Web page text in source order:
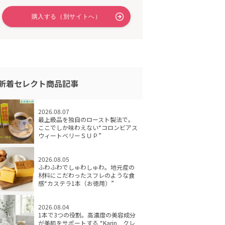
着セレクト商品記事
2026.08.07
最上級品を独自のロースト製法で。
ここでしか味わえない“コロンビアス
ウィートベリーＳＵＰ”
2026.08.05
ふわふわでしゅわしゅわ。地元産の
材料にこだわったスフレのような食
感“カステラ1本（お徳用）”
2026.08.04
1本で3つの役割。高濃度の美容成分
が美肌をサポートする “Karin クレ